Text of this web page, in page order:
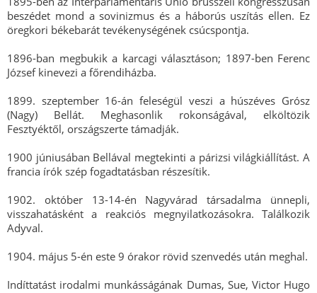
beszédet mond a sovinizmus és a háborús uszítás ellen. Ez
öregkori békebarát tevékenységének csúcspontja.
1896-ban megbukik a karcagi választáson; 1897-ben Ferenc
József kinevezi a főrendiházba.
1899. szeptember 16-án feleségül veszi a húszéves Grósz
(Nagy) Bellát. Meghasonlik rokonságával, elköltözik
Fesztyéktől, országszerte támadják.
1900 júniusában Bellával megtekinti a párizsi világkiállítást. A
francia írók szép fogadtatásban részesítik.
1902. október 13-14-én Nagyvárad társadalma ünnepli,
visszahatásként a reakciós megnyilatkozásokra. Találkozik
Adyval.
1904. május 5-én este 9 órakor rövid szenvedés után meghal.
Indíttatást irodalmi munkásságának Dumas, Sue, Victor Hugo